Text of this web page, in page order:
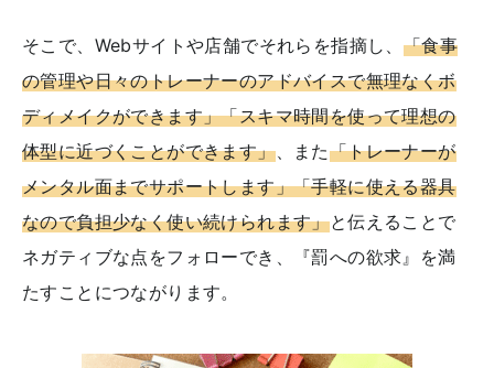
そこで、Webサイトや店舗でそれらを指摘し、 「食事
の管理や日々のトレーナーのアドバイスで無理なくボ
ディメイクができます」「スキマ時間を使って理想の
体型に近づくことができます」、また「トレーナーが
メンタル面までサポートします」「手軽に使える器具
なので負担少なく使い続けられます」と伝えることで
ネガティブな点をフォローでき、『罰への欲求』を満
たすことにつながります。